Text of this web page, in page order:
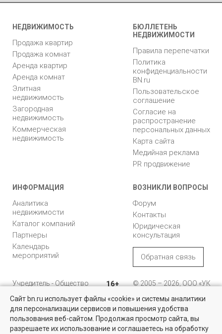
Квартиры на вторичном рынке
Более 10 тысяч квартир в Санкт-Петербурге и области от
собственников и агентств недвижимости
НЕДВИЖИМОСТЬ
Продажа квартир
Продажа комнат
Аренда квартир
Аренда комнат
Элитная
недвижимость
Загородная
недвижимость
Коммерческая
недвижимость
БЮЛЛЕТЕНЬ
НЕДВИЖИМОСТИ
Правила перепечатки
Политика
конфиденциальности
BN.ru
Пользовательское
соглашение
Согласие на
распространение
персональных данных
Карта сайта
Медийная реклама
PR продвижение
ИНФОРМАЦИЯ
Аналитика
недвижимости
Каталог компаний
Партнеры
Календарь
мероприятий
ВОЗНИКЛИ ВОПРОСЫ
Форум
Контакты
Юридическая
консультация
Обратная связь
Учредитель - Общество
ответственностью
"Управляющая
компания "Бюллетень
недвижимости"
16+
© 2005 – 2026, ООО «УК
196105, Санкт-
Петербург, пр. Юрия
Гагарина, 1
Сайт bn.ru использует файлы «cookie» и системы аналитики
для персонализации сервисов и повышения удобства
пользования веб-сайтом. Продолжая просмотр сайта, вы
разрешаете их использование и соглашаетесь на обработку